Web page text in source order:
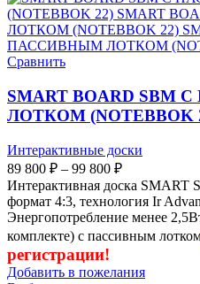
Сравнить
SMART BOARD
ЛОТКОМ (NOTEBBOK
Интерактивные доски
89 800 ₽ – 99 800 ₽
Интерактивная доска SMART
формат 4:3, технология Ir
Энергопотребление менее
комплекте) с пассивным
регистрации!
Добавить в пожелания